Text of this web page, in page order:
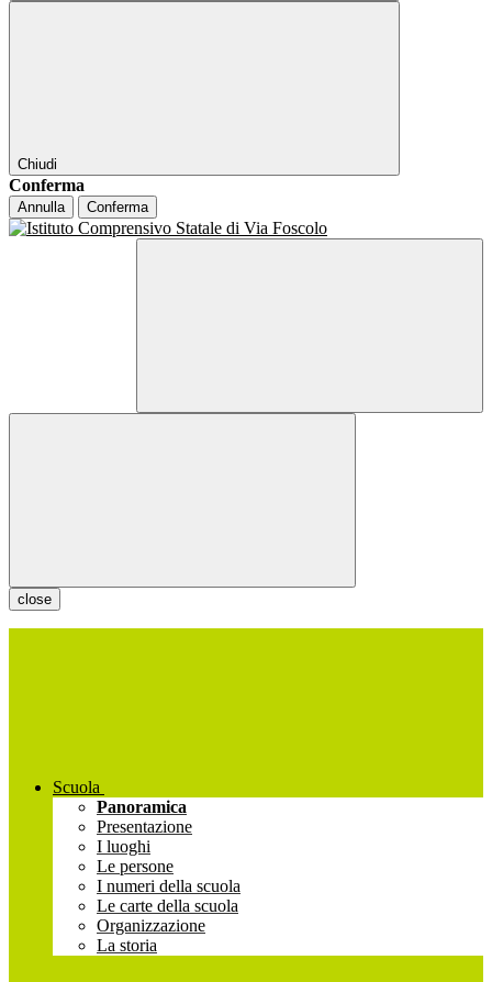
Chiudi
Conferma
Annulla Conferma
close
Scuola
Panoramica
Presentazione
I luoghi
Le persone
I numeri della scuola
Le carte della scuola
Organizzazione
La storia